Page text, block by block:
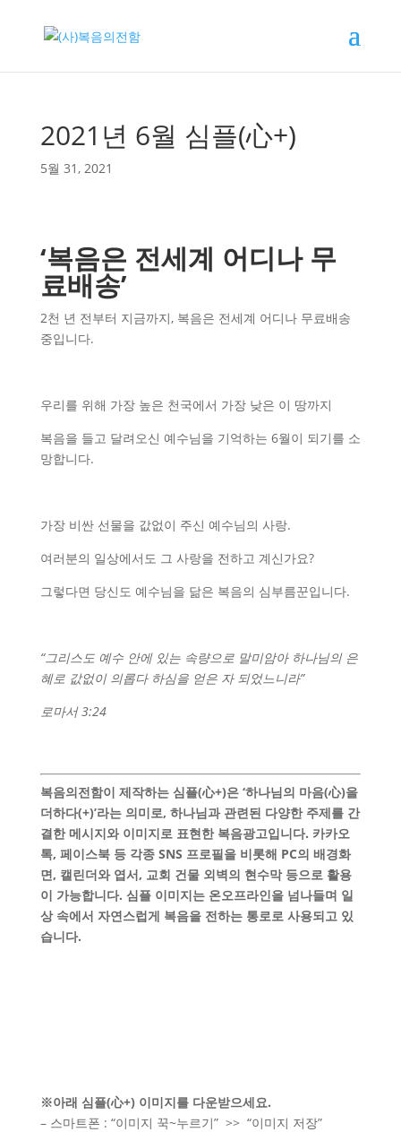
2021년 6월 심플(心+)
5월 31, 2021
‘복음은 전세계 어디나 무
료배송’
2천 년 전부터 지금까지, 복음은 전세계 어디나 무료배송
중입니다.
우리를 위해 가장 높은 천국에서 가장 낮은 이 땅까지
복음을 들고 달려오신 예수님을 기억하는 6월이 되기를 소
망합니다.
가장 비싼 선물을 값없이 주신 예수님의 사랑.
여러분의 일상에서도 그 사랑을 전하고 계신가요?
그렇다면 당신도 예수님을 닮은 복음의 심부름꾼입니다.
“그리스도 예수 안에 있는 속량으로 말미암아 하나님의 은
혜로 값없이 의롭다 하심을 얻은 자 되었느니라”
로마서3:24
복음의전함이 제작하는 심플(心+)은 ‘하나님의 마음(心)을
더하다(+)’라는 의미로, 하나님과 관련된 다양한 주제를 간
결한 메시지와 이미지로 표현한 복음광고입니다. 카카오
톡, 페이스북 등 각종 SNS 프로필을 비롯해 PC의 배경화
면, 캘린더와 엽서, 교회 건물 외벽의 현수막 등으로 활용
이 가능합니다. 심플 이미지는 온오프라인을 넘나들며 일
상 속에서 자연스럽게 복음을 전하는 통로로 사용되고 있
습니다.
※아래 심플(心+) 이미지를 다운받으세요.
– 스마트폰 : “이미지 꾹~누르기” >> “이미지 저장”